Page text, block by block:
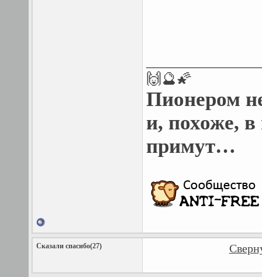
🙌🔮🌠
Пионером
и, похоже,
примут…
Сказали спасибо(27)